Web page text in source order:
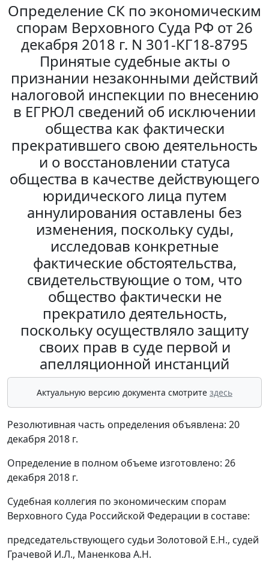
Определение СК по экономическим
спорам Верховного Суда РФ от 26
декабря 2018 г. N 301-КГ18-8795
Принятые судебные акты о
признании незаконными действий
налоговой инспекции по внесению
в ЕГРЮЛ сведений об исключении
общества как фактически
прекратившего свою деятельность
и о восстановлении статуса
общества в качестве действующего
юридического лица путем
аннулирования оставлены без
изменения, поскольку суды,
исследовав конкретные
фактические обстоятельства,
свидетельствующие о том, что
общество фактически не
прекратило деятельность,
поскольку осуществляло защиту
своих прав в суде первой и
апелляционной инстанций
Актуальную версию документа смотрите здесь
Резолютивная часть определения объявлена: 20
декабря 2018 г.
Определение в полном объеме изготовлено: 26
декабря 2018 г.
Судебная коллегия по экономическим спорам
Верховного Суда Российской Федерации в составе:
председательствующего судьи Золотовой Е.Н., судей
Грачевой И.Л., Маненкова А.Н.